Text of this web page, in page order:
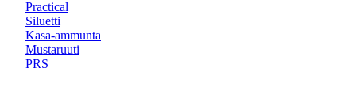
Practical
Siluetti
Kasa-ammunta
Mustaruuti
PRS